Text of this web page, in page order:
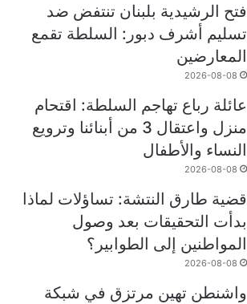
فتح الرشيدية بلبنان تنتفض ضد
تسليم أشرف دبور: السلطة تقمع
المعارضين
2026-08-08
عائلة رباع تهاجم السلطة: اقتحام
منزل واعتقال 3 من أبنائنا وترويع
النساء والأطفال
2026-08-08
قضية طارق النتشة: تساؤلات لماذا
بدأت التحقيقات بعد وصول
المواطنين إلى الطوابير؟
2026-08-08
واشنطن تهين مرتزق في شبكة